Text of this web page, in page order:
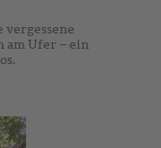
vergessene
am Ufer – ein